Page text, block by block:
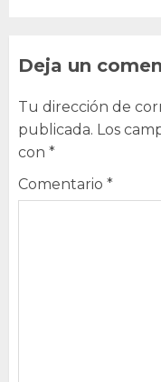
Deja un
Tu dirección de
publicada. Los
con *
Comentario *